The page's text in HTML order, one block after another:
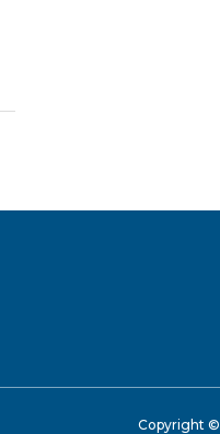
Copyright ©